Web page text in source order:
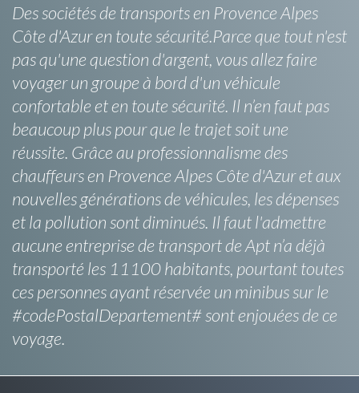
Des sociétés de transports en Provence Alpes
Côte d'Azur en toute sécurité.Parce que tout n'est
pas qu'une question d'argent, vous allez faire
voyager un groupe à bord d'un véhicule
confortable et en toute sécurité. Il n’en faut pas
beaucoup plus pour que le trajet soit une
réussite. Grâce au professionnalisme des
chauffeurs en Provence Alpes Côte d'Azur et aux
nouvelles générations de véhicules, les dépenses
et la pollution sont diminués. Il faut l'admettre
aucune entreprise de transport de Apt n’a déjà
transporté les 11100 habitants, pourtant toutes
ces personnes ayant réservée un minibus sur le
#codePostalDepartement# sont enjouées de ce
voyage.